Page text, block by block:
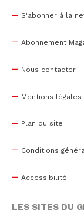
S'abonner à la
Abonnement
Nous contacter
Mentions légales
Plan du site
Conditions
Accessibilité
LES SITES DU